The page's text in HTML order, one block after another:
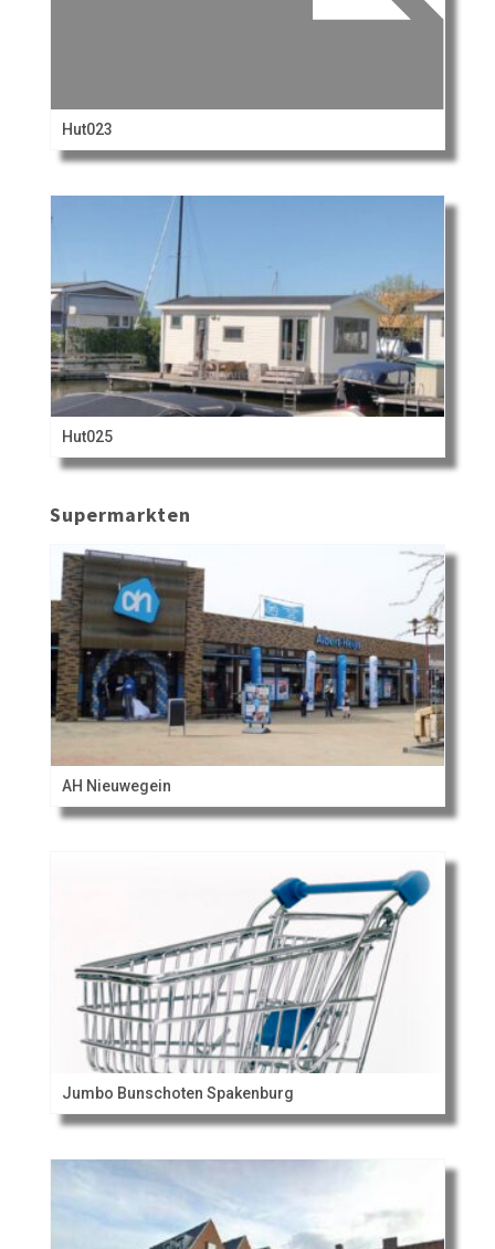
Hut023
Hut025
Supermarkten
AH Nieuwegein
Jumbo Bunschoten Spakenburg